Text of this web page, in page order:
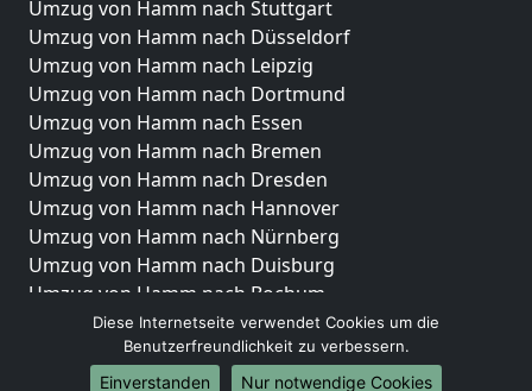
Umzug von Hamm nach Stuttgart
Umzug von Hamm nach Düsseldorf
Umzug von Hamm nach Leipzig
Umzug von Hamm nach Dortmund
Umzug von Hamm nach Essen
Umzug von Hamm nach Bremen
Umzug von Hamm nach Dresden
Umzug von Hamm nach Hannover
Umzug von Hamm nach Nürnberg
Umzug von Hamm nach Duisburg
Umzug von Hamm nach Bochum
Umzug von Hamm nach Wuppertal
Umzug von Hamm nach Bielefeld
Umzug von Hamm nach Bonn
Diese Internetseite verwendet Cookies um die
Benutzerfreundlichkeit zu verbessern.
Einverstanden
Nur notwendige Cookies